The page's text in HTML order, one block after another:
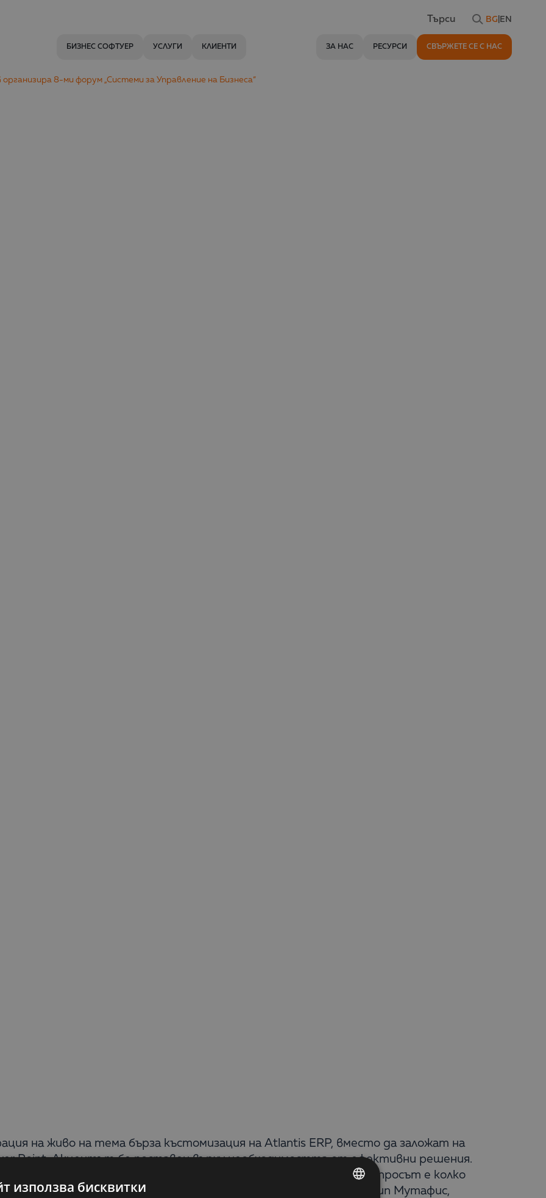
BG EN
БИЗНЕС СОФТУЕР УСЛУГИ КЛИЕНТИ ЗА НАС РЕСУРСИ СВЪРЖЕТЕ СЕ С НАС
8-ми форум „Системи за Управление на Бизнеса“
на живо на тема бърза къстомизация на Atlantis ERP, вместо да заложат на
Point. Акцентът бе поставен върху необходимостта от ефективни решения.
при внедряването на ERP системи от среден и висок клас. Въпросът е колко
се направят нужните промени в ERP системата“ – сподели Филип Мутафис,
използва бисквитки